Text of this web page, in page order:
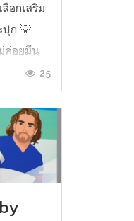
อกเสริม
ปุก 💡
ค่อยมึน
แนะนำ
ยสุด
...
25